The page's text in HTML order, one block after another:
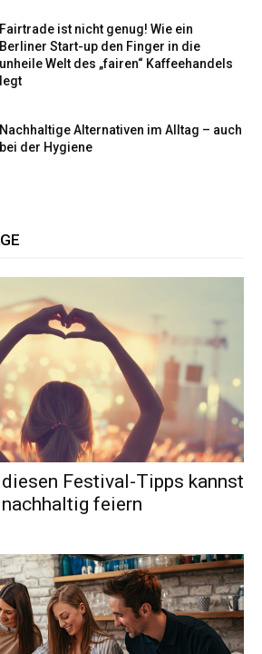
Fairtrade ist nicht genug! Wie ein
Berliner Start-up den Finger in die
unheile Welt des „fairen“ Kaffeehandels
legt
Nachhaltige Alternativen im Alltag – auch
bei der Hygiene
Festival-Tipps kannst
feiern